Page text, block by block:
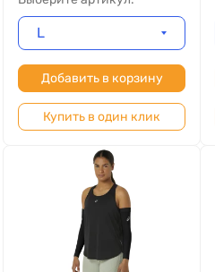
L
Добавить в корзину
Купить в один клик